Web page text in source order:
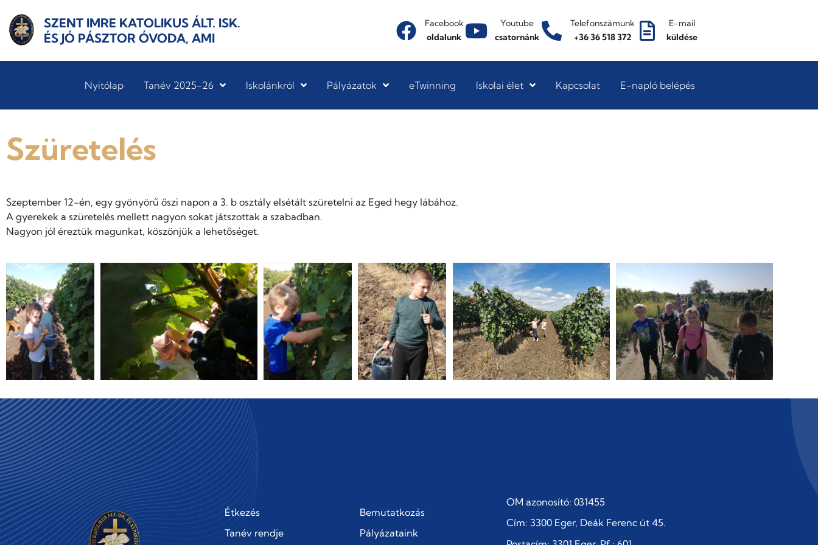
SZENT IMRE KATOLIKUS ÁLT. ISK.
ÉS JÓ PÁSZTOR ÓVODA, AMI
Facebook
oldalunk
Youtube
csatornánk
Telefonszámunk
+36 36 518 372
E-mail
küldése
Nyitólap Tanév 2025-26 Iskolánkról Pályázatok eTwinning Iskolai élet Kapcsolat E-napló belépés
Szüretelés
Szeptember 12-én, egy gyönyörű őszi napon a 3. b osztály elsétált szüretelni az Eged hegy lábához.
A gyerekek a szüretelés mellett nagyon sokat játszottak a szabadban.
Nagyon jól éreztük magunkat, köszönjük a lehetőséget.
Étkezés
Tanév rendje
Bemutatkozás
Pályázataink
OM azonosító: 031455
Cím: 3300 Eger, Deák Ferenc út 45.